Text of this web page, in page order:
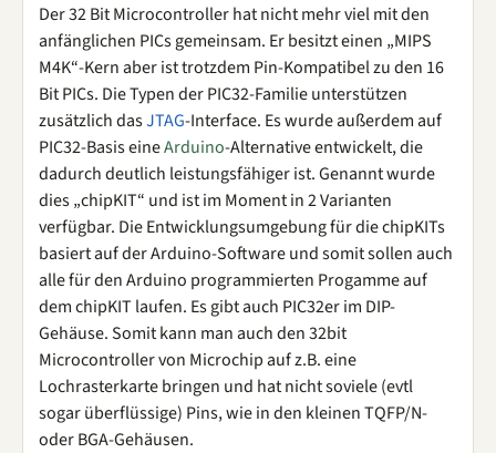
Der 32 Bit Microcontroller hat nicht mehr viel mit den
anfänglichen PICs gemeinsam. Er besitzt einen „MIPS
M4K“-Kern aber ist trotzdem Pin-Kompatibel zu den 16
Bit PICs. Die Typen der PIC32-Familie unterstützen
zusätzlich dasJTAG-Interface. Es wurde außerdem auf
PIC32-Basis eineArduino-Alternative entwickelt, die
dadurch deutlich leistungsfähiger ist. Genannt wurde
dies „chipKIT“ und ist im Moment in 2 Varianten
verfügbar. Die Entwicklungsumgebung für die chipKITs
basiert auf der Arduino-Software und somit sollen auch
alle für den Arduino programmierten Progamme auf
dem chipKIT laufen. Es gibt auch PIC32er im DIP-
Gehäuse. Somit kann man auch den 32bit
Microcontroller von Microchip auf z.B. eine
Lochrasterkarte bringen und hat nicht soviele (evtl
sogar überflüssige) Pins, wie in den kleinen TQFP/N-
oder BGA-Gehäusen.